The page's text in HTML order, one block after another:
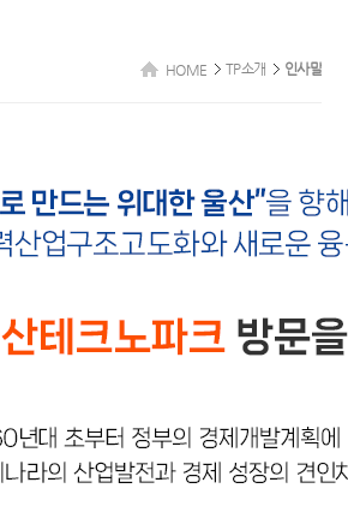
HOME TP소개 인사말